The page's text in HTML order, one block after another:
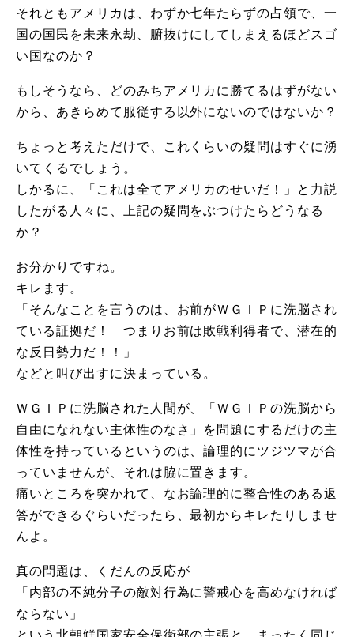
それともアメリカは、わずか七年たらずの占領で、一
国の国民を未来永劫、腑抜けにしてしまえるほどスゴ
い国なのか？
もしそうなら、どのみちアメリカに勝てるはずがない
から、あきらめて服従する以外にないのではないか？
ちょっと考えただけで、これくらいの疑問はすぐに湧
いてくるでしょう。
しかるに、「これは全てアメリカのせいだ！」と力説
したがる人々に、上記の疑問をぶつけたらどうなる
か？
お分かりですね。
キレます。
「そんなことを言うのは、お前がＷＧＩＰに洗脳され
ている証拠だ！ つまりお前は敗戦利得者で、潜在的
な反日勢力だ！！」
などと叫び出すに決まっている。
ＷＧＩＰに洗脳された人間が、「ＷＧＩＰの洗脳から
自由になれない主体性のなさ」を問題にするだけの主
体性を持っているというのは、論理的にツジツマが合
っていませんが、それは脇に置きます。
痛いところを突かれて、なお論理的に整合性のある返
答ができるぐらいだったら、最初からキレたりしませ
んよ。
真の問題は、くだんの反応が
「内部の不純分子の敵対行為に警戒心を高めなければ
ならない」